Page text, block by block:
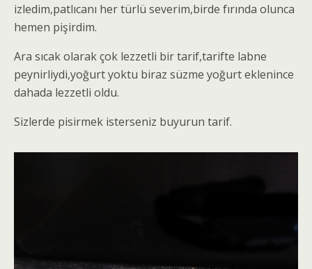
izledim,patlıcanı her türlü severim,birde fırında olunca
hemen pişirdim.
Ara sıcak olarak çok lezzetli bir tarif,tarifte labne
peynirliydi,yoğurt yoktu biraz süzme yoğurt eklenince
dahada lezzetli oldu.
Sizlerde pisirmek isterseniz buyurun tarif.